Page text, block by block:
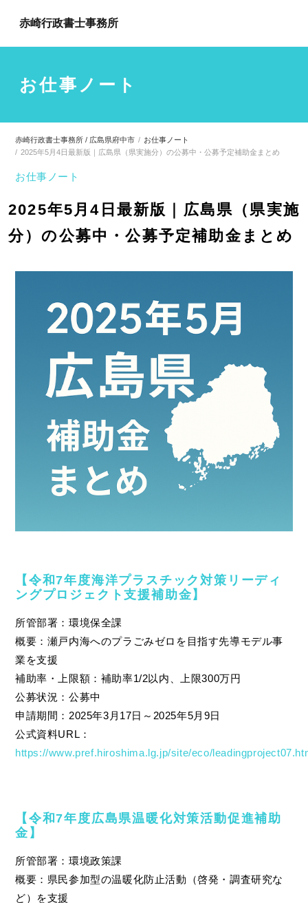
赤崎行政書士事務所
お仕事ノート
赤崎行政書士事務所 / 広島県府中市
お仕事ノート
2025年5月4日最新版｜広島県（県実施分）の公募中・公募予定補助金まとめ
お仕事ノート
2025年5月4日最新版｜広島県（県実施
分）の公募中・公募予定補助金まとめ
【令和7年度海洋プラスチック対策リーディ
ングプロジェクト支援補助金】
所管部署：環境保全課
概要：瀬戸内海へのプラごみゼロを目指す先導モデル事
業を支援
補助率・上限額：補助率1/2以内、上限300万円
公募状況：公募中
申請期間：2025年3月17日～2025年5月9日
公式資料URL：
https://www.pref.hiroshima.lg.jp/site/eco/
【令和7年度広島県温暖化対策活動促進補助
金】
所管部署：環境政策課
概要：県民参加型の温暖化防止活動（啓発・調査研究な
ど）を支援